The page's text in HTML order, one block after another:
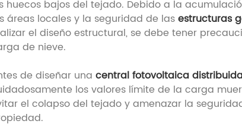
huecos bajos del tejado. Debido a la
áreas locales y la seguridad de lasestructuras
el diseño estructural, se debe tener
de nieve.
de diseñar una central fotovoltaica
los valores límite de la carga
el colapso del tejado y amenazar la